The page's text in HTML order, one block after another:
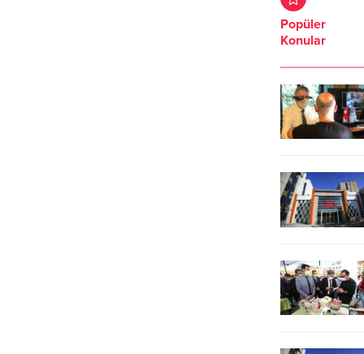
internet sitesinde yer alan
duyuruya göre, 25 Ekim'de
yapılacak 2020-KPSS Ön Lisans'a
atanma işlemleri tamamlandı.
Popüler
Konular